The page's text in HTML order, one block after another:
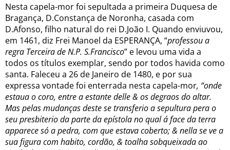
Nesta capela-mor foi sepultada a primeira Duquesa de
Bragança, D.Constança de Noronha, casada com
D.Afonso, filho natural do rei D.João I. Quando enviuvou,
em 1461, diz Frei Manoel da ESPERANÇA, “professou a
regra Terceira de N.P. S.Francisco” e levou uma vida a
todos os títulos exemplar, sendo por todos havida como
santa. Faleceu a 26 de Janeiro de 1480, e por sua
expressa vontade foi enterrada nesta capela-mor, “onde
estaua o coro, entre a estante delle & os degraos do altar.
Mas pelas mudanças deste se transferio a sepultura pera o
seu presbiterio da parte da epístola no qual á face da terra
apparece só a pedra, com que estava coberto; & nella se ve a
sua figura com habito, cordão, & toalha sobqueixada ao